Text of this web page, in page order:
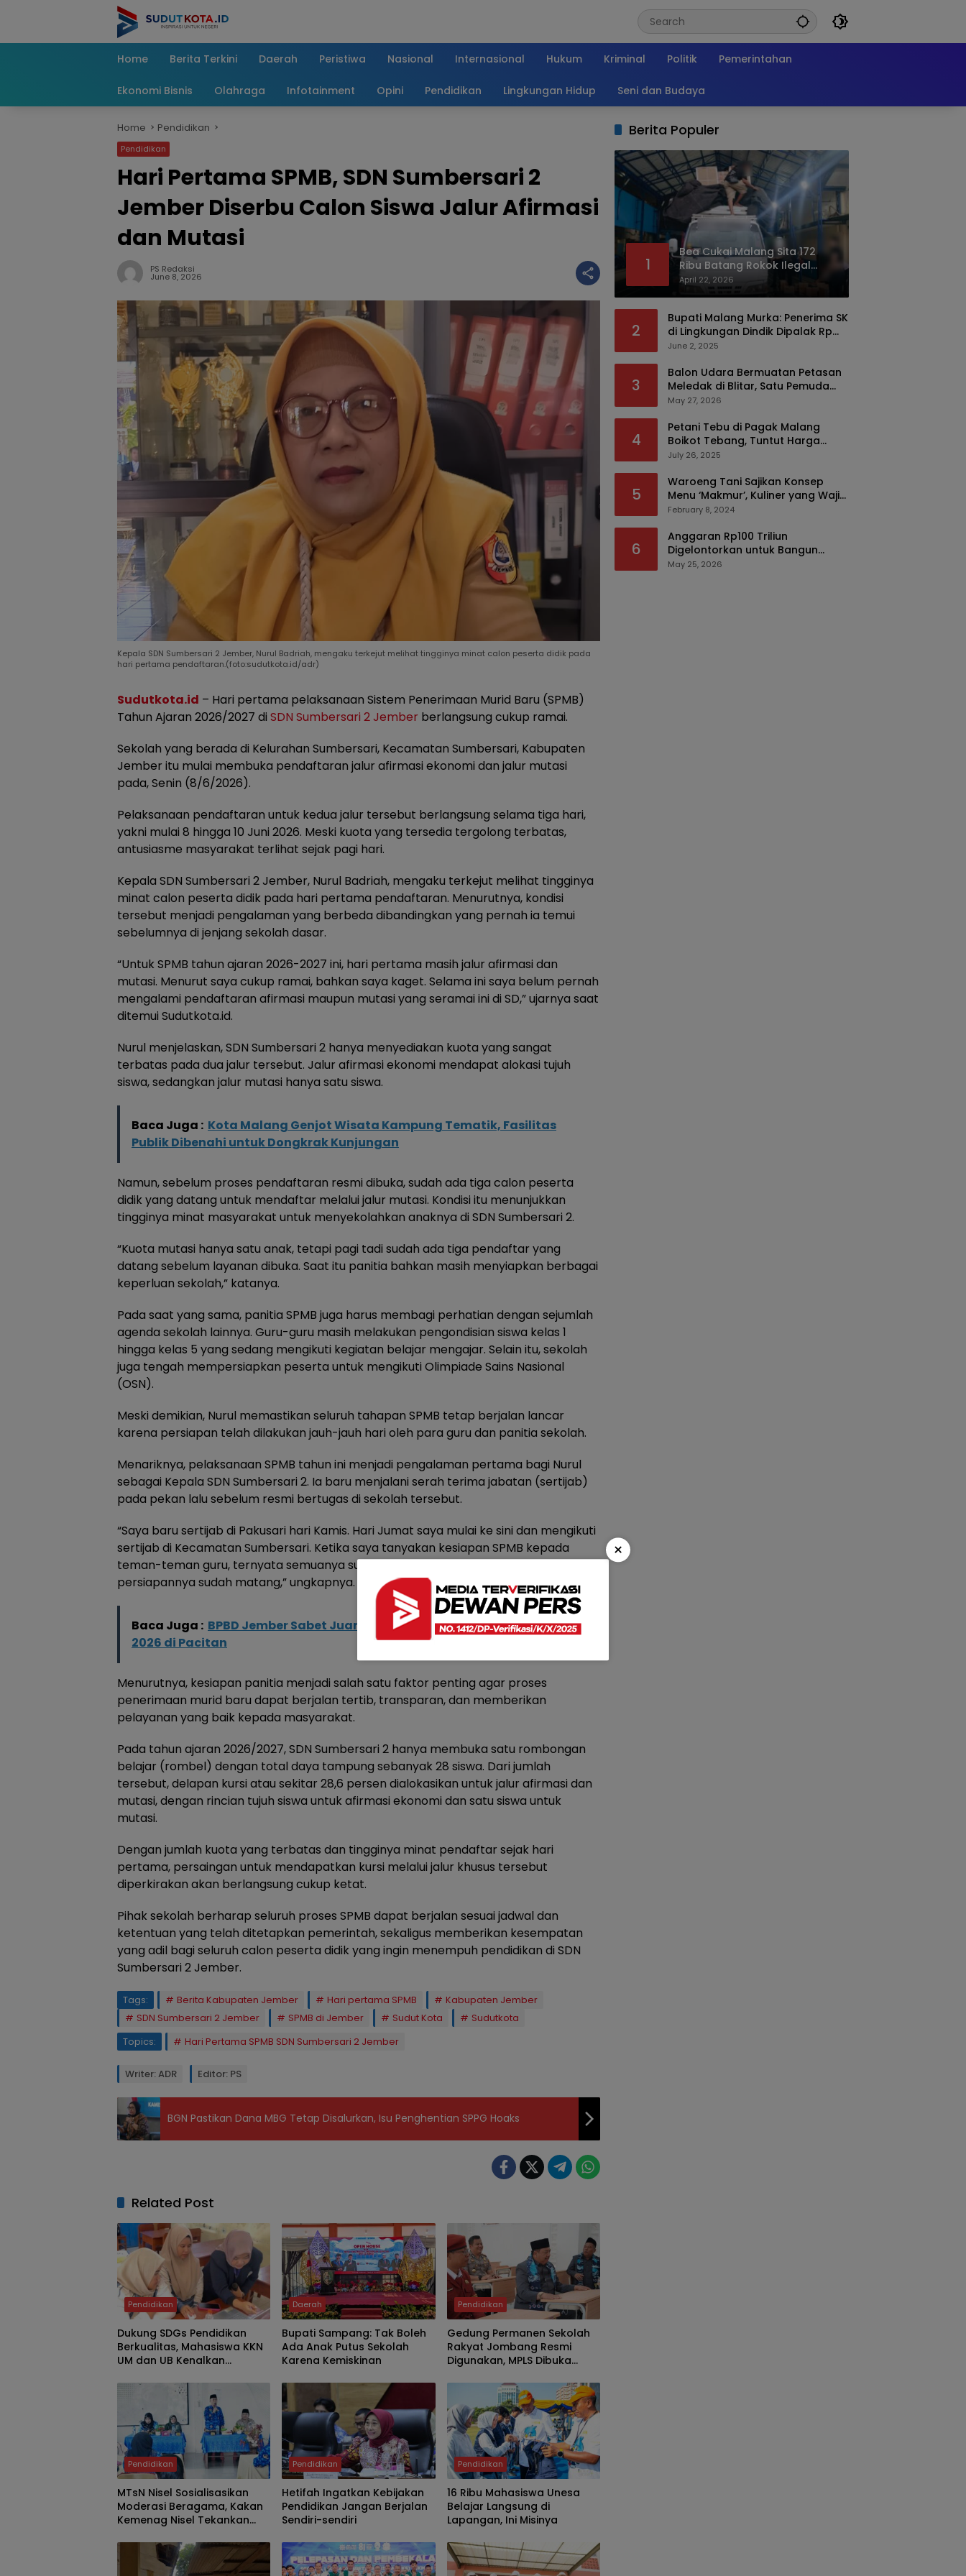
Home
Berita Terkini Daerah Peristiwa Nasional Internasional Hukum Kriminal Politik Pemerintahan
Ekonomi Bisnis Olahraga Infotainment Opini Pendidikan Lingkungan Hidup Seni dan Budaya
Home Pendidikan
Pendidikan
Hari Pertama SPMB, SDN Sumbersari 2
Jember Diserbu Calon Siswa Jalur Afirmasi
dan Mutasi
PS Redaksi
June 8, 2026
Kepala SDN Sumbersari 2 Jember, Nurul Badriah, mengaku terkejut melihat tingginya minat calon peserta didik pada
hari pertama pendaftaran.(foto:sudutkota.id/adr)
Sudutkota.id – Hari pertama pelaksanaan Sistem Penerimaan Murid Baru (SPMB)
Tahun Ajaran 2026/2027 di SDN Sumbersari 2 Jember berlangsung cukup ramai.
Sekolah yang berada di Kelurahan Sumbersari, Kecamatan Sumbersari, Kabupaten
Jember itu mulai membuka pendaftaran jalur afirmasi ekonomi dan jalur mutasi
pada, Senin (8/6/2026).
Pelaksanaan pendaftaran untuk kedua jalur tersebut berlangsung selama tiga hari,
yakni mulai 8 hingga 10 Juni 2026. Meski kuota yang tersedia tergolong terbatas,
antusiasme masyarakat terlihat sejak pagi hari.
Kepala SDN Sumbersari 2 Jember, Nurul Badriah, mengaku terkejut melihat tingginya
minat calon peserta didik pada hari pertama pendaftaran. Menurutnya, kondisi
tersebut menjadi pengalaman yang berbeda dibandingkan yang pernah ia temui
sebelumnya di jenjang sekolah dasar.
“Untuk SPMB tahun ajaran 2026-2027 ini, hari pertama masih jalur afirmasi dan
mutasi. Menurut saya cukup ramai, bahkan saya kaget. Selama ini saya belum pernah
mengalami pendaftaran afirmasi maupun mutasi yang seramai ini di SD,” ujarnya saat
ditemui Sudutkota.id.
Nurul menjelaskan, SDN Sumbersari 2 hanya menyediakan kuota yang sangat
terbatas pada dua jalur tersebut. Jalur afirmasi ekonomi mendapat alokasi tujuh
siswa, sedangkan jalur mutasi hanya satu siswa.
Baca Juga : Kota Malang Genjot Wisata Kampung Tematik, Fasilitas
Publik Dibenahi untuk Dongkrak Kunjungan
Namun, sebelum proses pendaftaran resmi dibuka, sudah ada tiga calon peserta
didik yang datang untuk mendaftar melalui jalur mutasi. Kondisi itu menunjukkan
tingginya minat masyarakat untuk menyekolahkan anaknya di SDN Sumbersari 2.
“Kuota mutasi hanya satu anak, tetapi pagi tadi sudah ada tiga pendaftar yang
datang sebelum layanan dibuka. Saat itu panitia bahkan masih menyiapkan berbagai
keperluan sekolah,” katanya.
Pada saat yang sama, panitia SPMB juga harus membagi perhatian dengan sejumlah
agenda sekolah lainnya. Guru-guru masih melakukan pengondisian siswa kelas 1
hingga kelas 5 yang sedang mengikuti kegiatan belajar mengajar. Selain itu, sekolah
juga tengah mempersiapkan peserta untuk mengikuti Olimpiade Sains Nasional
(OSN).
Meski demikian, Nurul memastikan seluruh tahapan SPMB tetap berjalan lancar
karena persiapan telah dilakukan jauh-jauh hari oleh para guru dan panitia sekolah.
Menariknya, pelaksanaan SPMB tahun ini menjadi pengalaman pertama bagi Nurul
sebagai Kepala SDN Sumbersari 2. Ia baru menjalani serah terima jabatan (sertijab)
pada pekan lalu sebelum resmi bertugas di sekolah tersebut.
“Saya baru sertijab di Pakusari hari Kamis. Hari Jumat saya mulai ke sini dan mengikuti
sertijab di Kecamatan Sumbersari. Ketika saya tanyakan kesiapan SPMB kepada
teman-teman guru, ternyata semuanya sudah siap. Jadi saat saya datang,
persiapannya sudah matang,” ungkapnya.
Baca Juga : BPBD Jember Sabet Juara Umum Gelar Peralatan PB Jatim
2026 di Pacitan
Menurutnya, kesiapan panitia menjadi salah satu faktor penting agar proses
penerimaan murid baru dapat berjalan tertib, transparan, dan memberikan
pelayanan yang baik kepada masyarakat.
Pada tahun ajaran 2026/2027, SDN Sumbersari 2 hanya membuka satu rombongan
belajar (rombel) dengan total daya tampung sebanyak 28 siswa. Dari jumlah
tersebut, delapan kursi atau sekitar 28,6 persen dialokasikan untuk jalur afirmasi dan
mutasi, dengan rincian tujuh siswa untuk afirmasi ekonomi dan satu siswa untuk
mutasi.
Dengan jumlah kuota yang terbatas dan tingginya minat pendaftar sejak hari
pertama, persaingan untuk mendapatkan kursi melalui jalur khusus tersebut
diperkirakan akan berlangsung cukup ketat.
Pihak sekolah berharap seluruh proses SPMB dapat berjalan sesuai jadwal dan
ketentuan yang telah ditetapkan pemerintah, sekaligus memberikan kesempatan
yang adil bagi seluruh calon peserta didik yang ingin menempuh pendidikan di SDN
Sumbersari 2 Jember.
Tags: Berita Kabupaten Jember Hari pertama SPMB
Kabupaten Jember
SDN Sumbersari 2 Jember
SPMB di Jember Sudut Kota
Sudutkota
Topics:
Hari Pertama SPMB SDN Sumbersari 2 Jember
Writer: ADR Editor: PS
BGN Pastikan Dana MBG Tetap Disalurkan, Isu Penghentian SPPG Hoaks
Related Post
Pendidikan
Dukung SDGs Pendidikan
Berkualitas, Mahasiswa KKN
UM dan UB Kenalkan
Heyzine di SDN Jeru
Daerah
Bupati Sampang: Tak Boleh
Ada Anak Putus Sekolah
Karena Kemiskinan
Pendidikan
Gedung Permanen Sekolah
Rakyat Jombang Resmi
Digunakan, MPLS Dibuka
Pendidikan
MTsN Nisel Sosialisasikan
Moderasi Beragama, Kakan
Kemenag Nisel Tekankan
Pendidikan
Hetifah Ingatkan Kebijakan
Pendidikan Jangan Berjalan
Sendiri-sendiri
Pendidikan
16 Ribu Mahasiswa Unesa
Belajar Langsung di
Lapangan, Ini Misinya
Berita Populer
1
Bea Cukai Malang Sita 172
Ribu Batang Rokok Ilegal
Bermodus Kemasan Sabun
April 22, 2026
2
Bupati Malang Murka: Penerima SK
di Lingkungan Dindik Dipalak Rp
150 Ribu Pakai Modus Tumpengan,
June 2, 2025
3
Balon Udara Bermuatan Petasan
Meledak di Blitar, Satu Pemuda
Tewas dan Dua Anak Luka Serius
May 27, 2026
4
Petani Tebu di Pagak Malang
Boikot Tebang, Tuntut Harga
yang Layak
July 26, 2025
5
Waroeng Tani Sajikan Konsep
Menu ‘Makmur’, Kuliner yang Wajib
Dikunjungi di Malang
February 8, 2024
6
Anggaran Rp100 Triliun
Digelontorkan untuk Bangun
Kembali Sumatra, Hunian Korban
May 25, 2026
×